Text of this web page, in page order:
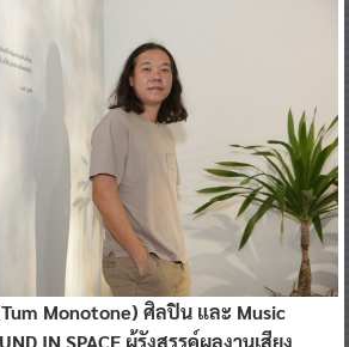
Monotone) ศิลปิน และ Music
IN SPACE ผู้รังสรรค์ผลงานเสียง